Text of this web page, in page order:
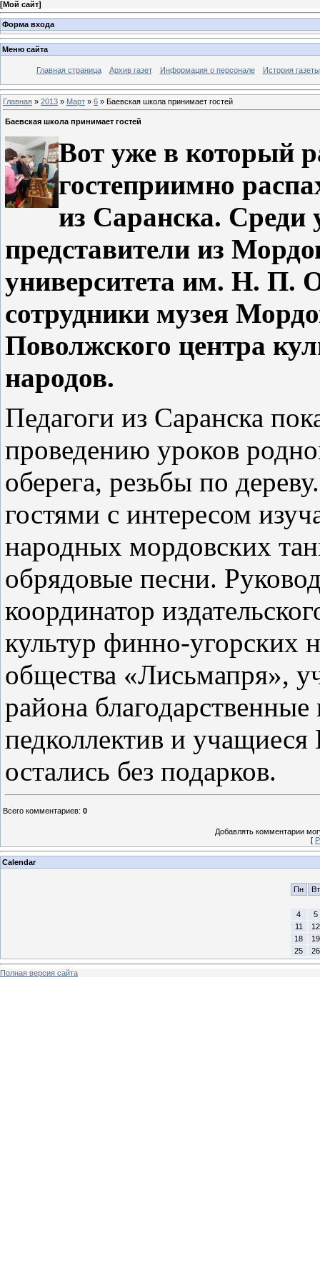
[Мой сайт]
Форма входа
Меню сайта
Главная страница Архив газет Информация о персонале История газеты
Главная » 2013 » Март » 6 » Баевская школа принимает гостей
Баевская школа принимает гостей
Вот уже в который
гостеприимно
из Саранска. Среди
представители из
университета им. Н. П.
сотрудники музея
Поволжского центра
народов.
Педагоги из Саранска
проведению уроков
оберега, резьбы по
гостями с интересом
народных мордовских
обрядовые песни.
координатор
культур финно-угорских
общества «Лисьмапря»,
района
педколлектив и
остались без подарков.
Всего комментариев: 0
Добавлять комментарии
[
Calendar
Пн Вт
4
5
11
12
18
19
25
26
Полная версия сайта